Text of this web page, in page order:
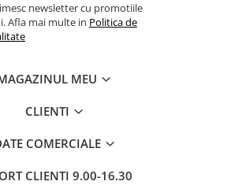
newsletter cu promotiile
Afla mai multe in Politica de
MEU
CLIENTI
COMERCIALE
CLIENTI 9.00-16.30